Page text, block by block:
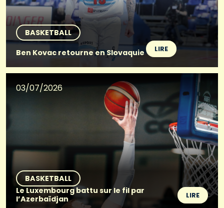
BASKETBALL
Ben Kovac retourne en Slovaquie
LIRE
03/07/2026
BASKETBALL
Le Luxembourg battu sur le fil par
l’Azerbaïdjan
LIRE